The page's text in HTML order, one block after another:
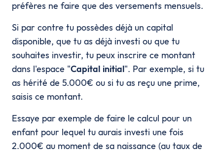
préfères ne faire que des versements mensuels.
Si par contre tu possèdes déjà un capital
disponible, que tu as déjà investi ou que tu
souhaites investir, tu peux inscrire ce montant
dans l'espace "Capital initial". Par exemple, si tu
as hérité de 5.000€ ou si tu as reçu une prime,
saisis ce montant.
Essaye par exemple de faire le calcul pour un
enfant pour lequel tu aurais investi une fois
2.000€ au moment de sa naissance (au taux de